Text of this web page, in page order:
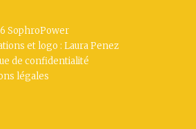
SophroPower
et logo : Laura Penez
de confidentialité
légales